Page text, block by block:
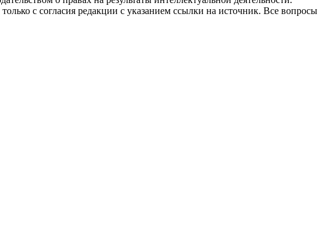
с согласия редакции с указанием ссылки на источник. Все вопросы